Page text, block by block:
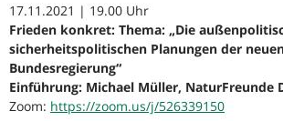
17.11.2021 | 19.00 Uhr
Frieden konkret: Thema: „Die
sicherheitspolitischen Planungen der
Bundesregierung“
Einführung: Michael Müller, NaturFreunde
Zoom: https://zoom.us/j/526339150